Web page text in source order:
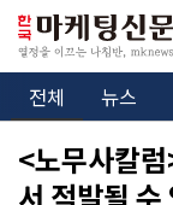
전체 뉴스
<노무사칼
서 적발될 수